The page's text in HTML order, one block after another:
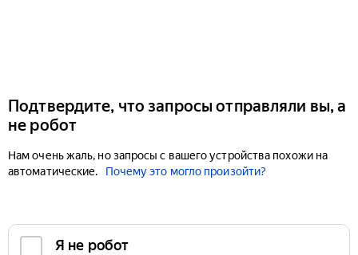
Подтвердите, что запросы отправляли вы, а
не робот
Нам очень жаль, но запросы с вашего устройства похожи на
автоматические.
Почему это могло произойти?